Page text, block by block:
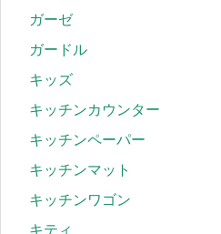
ガーゼ
ガードル
キッズ
キッチンカウンター
キッチンペーパー
キッチンマット
キッチンワゴン
キティ